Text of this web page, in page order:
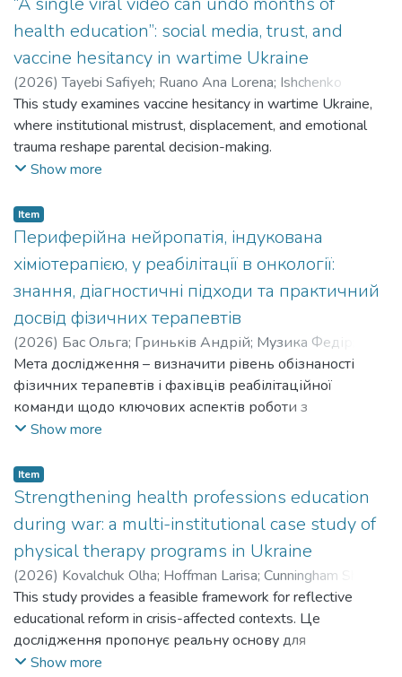
health education”: social media, trust, and
vaccine hesitancy in wartime Ukraine
(2026)Tayebi Safiyeh; Ruano Ana Lorena; Ishchenko
Liudmyla;Lapii Fedir ;Pavlova Iuliia;Korzh Oleski;Belousova
Olga;Haque Ubydul;Павлова Юлія
This study examines vaccine hesitancy in wartime Ukraine,
where institutional mistrust, displacement, and emotional
trauma reshape parental decision-making.
Це дослідження розглядає вагання щодо вакцинації в
переміщення та емоційна травма змінюють прийняття
рішень батьками.
Show more
Item
Периферійна нейропатія, індукована
хіміотерапією, у реабілітації в онкології:
знання, діагностичні підходи та практичний
досвід фізичних терапевтів
(2026) Бас Ольга; Гриньків Андрій; Музика Федір
Гриньків Мирослава ;Дуда Іванна;Bas Olha;Hrynkiv
Andrii;Muzyka Fedir;Hrynkiv Myroslava;Duda Ivanna
Мета дослідження – визначити рівень обізнаності
фізичних терапевтів і фахівців реабілітаційної
команди щодо ключових аспектів роботи з
онкологічними пацієнтами на етапі хіміотерапії,
розумінні патогенезу ПНІХ, володінні валідованими
методами реабілітаційного обстеження,
ідентифікувати основні бар’єри в роботі й оцінити
готовність до підвищення кваліфікації.
Purpose. The aim of the study was to assess the level of
awareness and knowledge of physical therapists and
rehabilitation team members regarding chemotherapy-
induced peripheral neuropathy, to identify key barriers to
effective clinical practice, and to evaluate readiness for
continuing professional development in the field of oncology
Show more
Item
Strengthening health professions education
during war: a multi-institutional case study of
physical therapy programs in Ukraine
(2026) Kovalchuk Olha; Hoffman Larisa; Cunningham Shala
Tymruk-Skoropad Kateryna;Lazarieva Olena;Rokoshevska
Vira;Odynets Tetiana ;Baryshok Tetyana;Kolisnyk Yaryna
Tsizh Lyubov;Zharova Irina;Dereka Tetiana;Lowe Rachael
Тимрук-Скоропад Катерина
This study provides a feasible framework for reflective
educational reform in crisis-affected contexts. Це
дослідження пропонує реальну основу для
рефлексивної освітньої реформи в умовах кризи.
Show more